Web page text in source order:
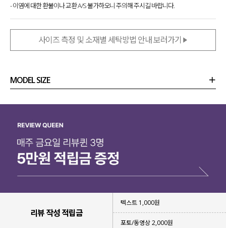
- 이염에 대한 환불이나 교환 A/S 불가하오니 주의해 주시길 바랍니다.
사이즈 측정 및 소재별 세탁방법 안내 보러가기
MODEL SIZE
리뷰 작성 적립금
텍스트 1,000원
포토/동영상 2,000원